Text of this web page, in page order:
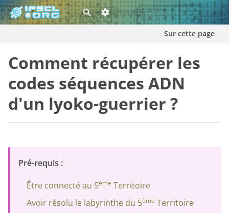
Sur cette page
Comment récupérer les
codes séquences ADN
d'un lyoko-guerrier ?
Pré-requis :
Être connecté au 5ème Territoire
Avoir résolu le labyrinthe du 5ème Territoire